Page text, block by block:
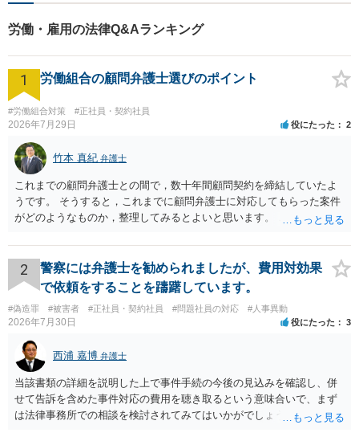
い！
労働・雇用の法律Q&Aランキング
1 労働組合の顧問弁護士選びのポイント
#労働組合対策 #正社員・契約社員
2026年7月29日 役にたった 2
竹本 真紀 弁護士
これまでの顧問弁護士との間で，数十年間顧問契約を締結していたよ
うです。 そうすると，これまでに顧問弁護士に対応してもらった案件
がどのようなものか，整理してみるとよいと思います。 これにより，
事務所を比較した上で，弁護士と面談をする際，そのような案件に対
応してもらえるのかが重要だと思います。 ただ，組合員の相談内容に
ついて，分野を絞っているのか，それともどのような分野でもよいと
いうことで法律相談を依頼しているかの観点も重要です。 組合員とす
れば，相談だけではなく，できれば受任まで考えている場合も多いと
思います。 そうすると，労働組合としての相談だけではなく，基本的
に全ての分野を対象にして考える必要もあるかもしれません。 そうで
ないと，相談内容によって，対応が変わってしまうこともあると思い
ます。 組合員の相談についても，基本的に受任まで考えてもらえるこ
とができるのかも検討要素の一つかもしれません。
2
警察には弁護士を勧められましたが、費用対効果
で依頼をすることを躊躇しています。
#偽造罪 #被害者 #正社員・契約社員 #問題社員の対応 #人事異動
2026年7月30日 役にたった 3
西浦 嘉博 弁護士
当該書類の詳細を説明した上で事件手続の今後の見込みを確認し、併
せて告訴を含めた事件対応の費用を聴き取るという意味合いで、まず
は法律事務所での相談を検討されてみてはいかがでしょうか。 上記、